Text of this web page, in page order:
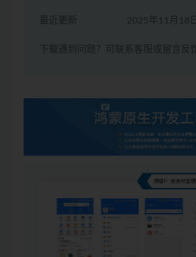
最近更新 2025年11月18日
下载遇到问题？可联系客服或留言反馈